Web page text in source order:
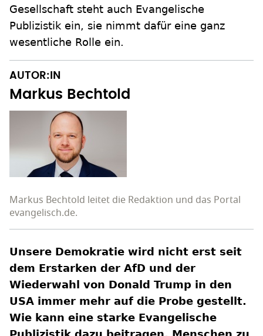
Gesellschaft steht auch Evangelische
Publizistik ein, sie nimmt dafür eine ganz
wesentliche Rolle ein.
AUTOR:IN
Markus Bechtold
Markus Bechtold leitet die Redaktion und das Portal
evangelisch.de.
Unsere Demokratie wird nicht erst seit
dem Erstarken der AfD und der
Wiederwahl von Donald Trump in den
USA immer mehr auf die Probe gestellt.
Wie kann eine starke Evangelische